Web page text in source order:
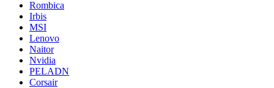
Rombica
Irbis
MSI
Lenovo
Naitor
Nvidia
PELADN
Corsair